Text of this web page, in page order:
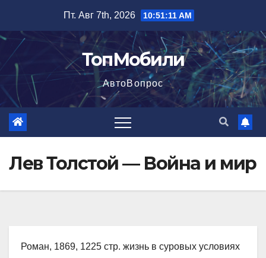
содержимому
Пт. Авг 7th, 2026 10:51:12 AM
ТопМобили
АвтоВопрос
Лев Толстой — Война и мир
Роман, 1869, 1225 стр. жизнь в суровых условиях